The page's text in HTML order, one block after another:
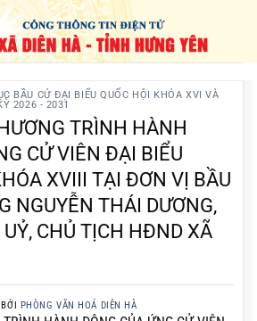
BẦU CỬ ĐẠI BIỂU QUỐC HỘI KHÓA XVI VÀ
2026 - 2031
TRÌNH HÀNH
CỬ VIÊN ĐẠI BIỂU
XVIII TẠI ĐƠN VỊ BẦU
NGUYỄN THÁI DƯƠNG,
CHỦ TỊCH HĐND XÃ
BỞI PHÒNG VĂN HOÁ DIÊN HÀ